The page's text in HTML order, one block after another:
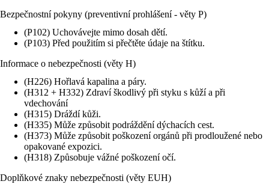
Bezpečnostní pokyny (preventivní prohlášení - věty P)
(P102) Uchovávejte mimo dosah dětí.
(P103) Před použitím si přečtěte údaje na štítku.
Informace o nebezpečnosti (věty H)
(H226) Hořlavá kapalina a páry.
(H312 + H332) Zdraví škodlivý při styku s kůží a při
vdechování
(H315) Dráždí kůži.
(H335) Může způsobit podráždění dýchacích cest.
(H373) Může způsobit poškození orgánů při prodloužené nebo
opakované expozici.
(H318) Způsobuje vážné poškození očí.
Doplňkové znaky nebezpečnosti (věty EUH)